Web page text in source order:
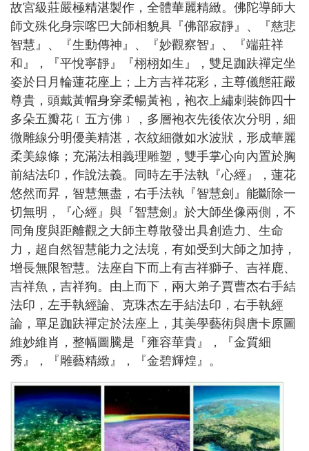
故宮級莊嚴極精湛製作，全體華麗精緻。佛陀導師大
師文殊化身宗喀巴大師相貌具『佛部寂靜』、『慈悲
智慧』、『生動傳神』、『妙觀察智』、『端莊祥
和』，『平悅寧靜』『栩栩如生』，雙足跏趺禪定坐
姿於日月輪蓮花座上；上方吉祥花彩，主尊儀態莊嚴
尊貴，頭戴黃帽身穿柔暢黃袍，袍衣上繡刺裝飾四十
多朵五瓣花﹝五方佛﹞，多層袍衣先後依次分明，細
微雕線分明優美精湛，衣紋細微如水波狀，形成華麗
柔美線條；充滿法相義理雕塑，雙手掌心向內置於胸
前結法印，作說法義。同時左手法執『心經』，蓮花
悠然而昇，智慧無盡，右手法執『智慧劍』能斷除一
切無明，『心經』與『智慧劍』於大師坐像兩側，不
同角度與距離觀之大師主尊散發出具創造力、生命
力，超自然智慧能力之法境，有如受到大師之加持，
增長無限智慧。法座自下而上有吉祥獅子、吉祥鹿、
吉祥魚，吉祥狗。由上而下，兩大弟子賈曹杰右手結
法印，左手執經論、克珠杰左手結法印，右手執經
論，單足跏趺禪定於法座上，其美學藝術與唐卡原圖
維妙維肖，整幅圖騰是『雍容華貴』，『金質細
秀』，『雕藝精緻』，『金碧輝煌』。